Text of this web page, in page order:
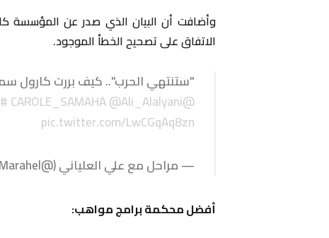
وأضافت أن البيان الذي صدر عن المؤسسة
الاتفاق على تصحيح الخطأ الموجود.
"ستنتهي الحرب".. كيف بررت كارول
@CAROLE_SAMAHA
@Ali_Alalyani
pic.twitter.com/LwCGqAq8zn
— مراحل مع علي العلياني (@stvMarahel)
أفضل محكمة برامج مواهب: